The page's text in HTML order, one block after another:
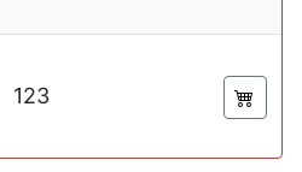
123